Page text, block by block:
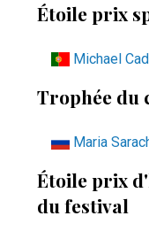
Étoile prix
Michael
Trophée du
Maria
Étoile prix
du festival